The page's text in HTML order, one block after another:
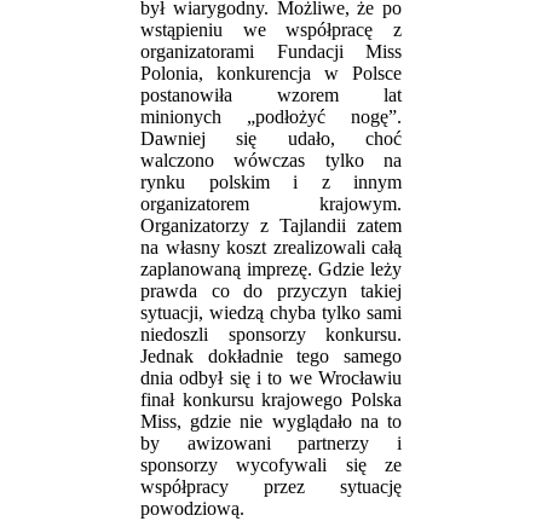
był wiarygodny. Możliwe, że po
wstąpieniu we współpracę z
organizatorami Fundacji Miss
Polonia, konkurencja w Polsce
postanowiła wzorem lat
minionych „podłożyć nogę”.
Dawniej się udało, choć
walczono wówczas tylko na
rynku polskim i z innym
organizatorem krajowym.
Organizatorzy z Tajlandii zatem
na własny koszt zrealizowali całą
zaplanowaną imprezę. Gdzie leży
prawda co do przyczyn takiej
sytuacji, wiedzą chyba tylko sami
niedoszli sponsorzy konkursu.
Jednak dokładnie tego samego
dnia odbył się i to we Wrocławiu
finał konkursu krajowego Polska
Miss, gdzie nie wyglądało na to
by awizowani partnerzy i
sponsorzy wycofywali się ze
współpracy przez sytuację
powodziową.